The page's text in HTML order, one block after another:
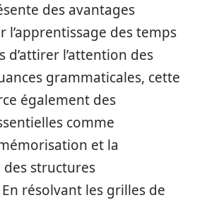
des avantages
l’apprentissage des temps
d’attirer l’attention des
grammaticales, cette
également des
comme
et la
structures
résolvant les grilles de